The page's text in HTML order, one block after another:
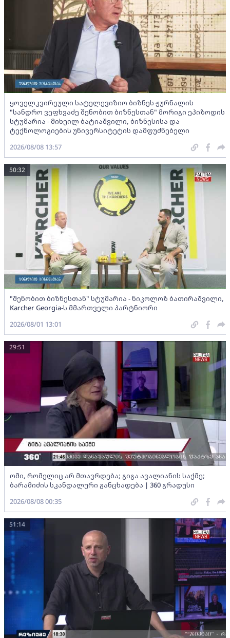
ყოველკვირეული სატელევიზიო ბიზნეს ჟურნალის
"სანდრო ვეფხვაძე შენობით ბიზნესთან" მორიგი ეპიზოდის
სტუმარია - მიხეილ ბატიაშვილი, ბიზნესისა და
ტექნოლოგიების უნივერსიტეტის დამფუძნებელი
2026/08/08 13:57
"შენობით ბიზნესთან" სტუმარია - ნიკოლოზ ბათირაშვილი,
Karcher Georgia-ს მმართველი პარტნიორი
50:32
2026/08/01 13:01
ომი, რომელიც არ მთავრდება; გიგა ავალიანის საქმე;
ბარამიძის სკანდალური განცხადება | 360 გრადუსი
29:51
2026/08/08 00:35
51:14